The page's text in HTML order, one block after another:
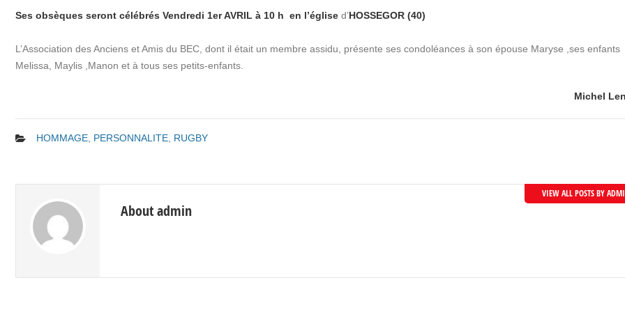
Ses obsèques seront célébrés Vendredi 1er AVRIL à 10 h en l’église d’HOSSEGOR (40)
L’Association des Anciens et Amis du BEC, dont il était un membre assidu, présente ses condoléances à son épouse Maryse ,ses enfants
Melissa, Maylis ,Manon et à tous ses petits-enfants.
Michel
HOMMAGE, PERSONNALITE, RUGBY
About admin
VIEW ALL POSTS BY